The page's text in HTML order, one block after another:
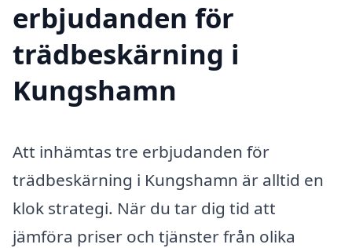
erbjudanden för
trädbeskärning i
Kungshamn
Att inhämtas tre erbjudanden för
trädbeskärning i Kungshamn är alltid en
klok strategi. När du tar dig tid att
jämföra priser och tjänster från olika